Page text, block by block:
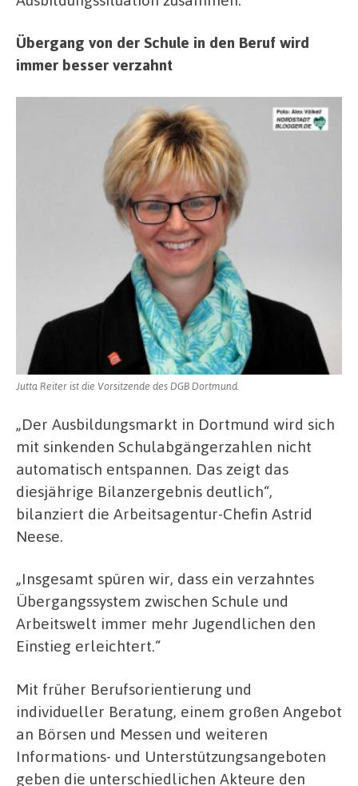
Übergang von der Schule in den Beruf wird
immer besser verzahnt
Jutta Reiter ist die Vorsitzende des DGB Dortmund.
„Der Ausbildungsmarkt in Dortmund wird sich
mit sinkenden Schulabgängerzahlen nicht
automatisch entspannen. Das zeigt das
diesjährige Bilanzergebnis deutlich“,
bilanziert die Arbeitsagentur-Chefin Astrid
Neese.
„Insgesamt spüren wir, dass ein verzahntes
Übergangssystem zwischen Schule und
Arbeitswelt immer mehr Jugendlichen den
Einstieg erleichtert.“
Mit früher Berufsorientierung und
individueller Beratung, einem großen Angebot
an Börsen und Messen und weiteren
Informations- und Unterstützungsangeboten
geben die unterschiedlichen Akteure den